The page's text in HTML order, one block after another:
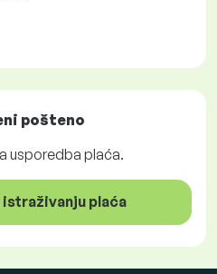
pošteno
usporedba plaća.
plaća